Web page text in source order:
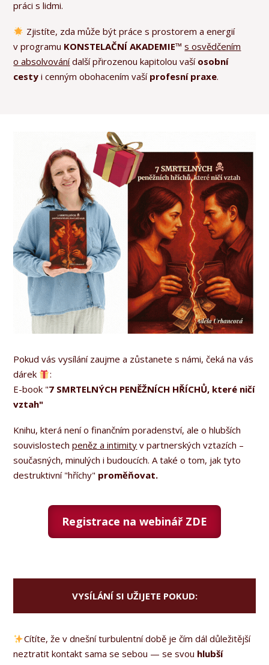
práci s lidmi.
Zjistíte, zda může být práce s prostorem a energií
v programu KONSTELAČNÍ AKADEMIE™s osvědčením
o absolvovánídalší přirozenou kapitolou vaší osobní
cesty i cenným obohacením vaší profesní praxe.
Pokud vás vysílání zaujme a zůstanete s námi, čeká na vás
dárek
:
E-book "7 SMRTELNÝCH PENĚŽNÍCH HŘÍCHŮ, které ničí
vztah"
Knihu, která není o finančním poradenství, ale o hlubších
souvislostechpeněz a intimity v partnerských vztazích –
současných, minulých i budoucích. A také o tom, jak tyto
destruktivní "hříchy" proměňovat.
Registrace na webinář ZDE
VYSÍLÁNÍ SI UŽIJETE POKUD:
Cítíte, že v dnešní turbulentní době je čím dál důležitější
neztratit kontakt sama se sebou — se svou hlubší